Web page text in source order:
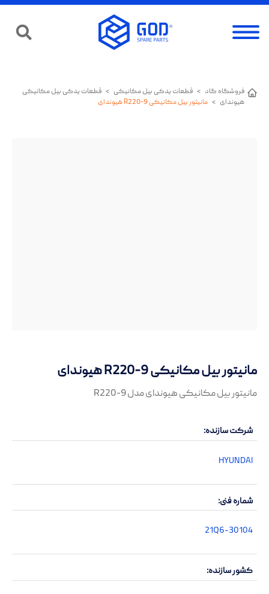
فروشگاه گاد > قطعات یدکی بیل مکانیکی > قطعات یدکی بیل مکانیکی
هیوندای > مانیتور بیل مکانیکی R220-9 هیوندای
مانیتور بیل مکانیکی R220-9 هیوندای
مانیتور بیل مکانیکی هیوندای مدل R220-9
شرکت سازنده
HYUNDAI
شماره فنی
21Q6-30104
کشور سازنده